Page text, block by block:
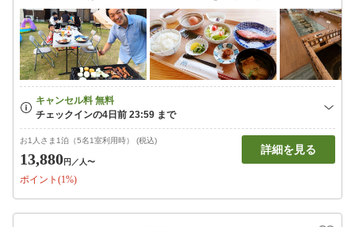
お1人さま1泊（5名1室利用時） (税込)
13,880円 ／人〜
ポイント(1%)
詳細を見る